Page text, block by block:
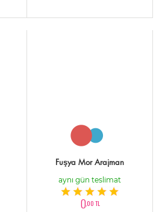
Fuşya Mor Arajman
aynı gün teslimat
0,00 TL